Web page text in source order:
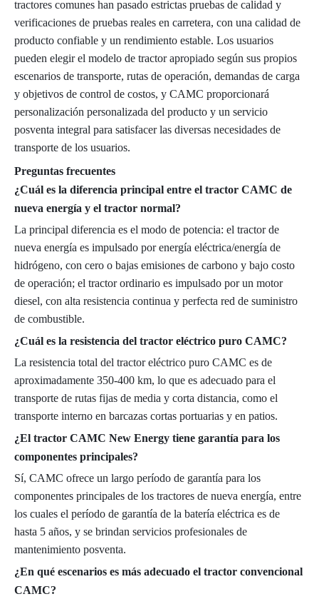
tractores comunes han pasado estrictas pruebas de calidad y
verificaciones de pruebas reales en carretera, con una calidad de
producto confiable y un rendimiento estable. Los usuarios
pueden elegir el modelo de tractor apropiado según sus propios
escenarios de transporte, rutas de operación, demandas de carga
y objetivos de control de costos, y CAMC proporcionará
personalización personalizada del producto y un servicio
posventa integral para satisfacer las diversas necesidades de
transporte de los usuarios.
Preguntas frecuentes
¿Cuál es la diferencia principal entre el tractor CAMC de
nueva energía y el tractor normal?
La principal diferencia es el modo de potencia: el tractor de
nueva energía es impulsado por energía eléctrica/energía de
hidrógeno, con cero o bajas emisiones de carbono y bajo costo
de operación; el tractor ordinario es impulsado por un motor
diesel, con alta resistencia continua y perfecta red de suministro
de combustible.
¿Cuál es la resistencia del tractor eléctrico puro CAMC?
La resistencia total del tractor eléctrico puro CAMC es de
aproximadamente 350-400 km, lo que es adecuado para el
transporte de rutas fijas de media y corta distancia, como el
transporte interno en barcazas cortas portuarias y en patios.
¿El tractor CAMC New Energy tiene garantía para los
componentes principales?
Sí, CAMC ofrece un largo período de garantía para los
componentes principales de los tractores de nueva energía, entre
los cuales el período de garantía de la batería eléctrica es de
hasta 5 años, y se brindan servicios profesionales de
mantenimiento posventa.
¿En qué escenarios es más adecuado el tractor convencional
CAMC?